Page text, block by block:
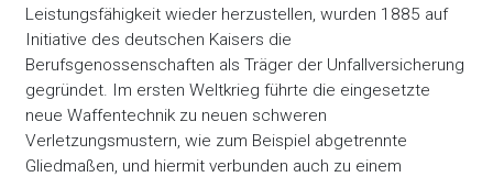
Leistungsfähigkeit wieder herzustellen, wurden 1885 auf
Initiative des deutschen Kaisers die
Berufsgenossenschaften als Träger der Unfallversicherung
gegründet. Im ersten Weltkrieg führte die eingesetzte
neue Waffentechnik zu neuen schweren
Verletzungsmustern, wie zum Beispiel abgetrennte
Gliedmaßen, und hiermit verbunden auch zu einem